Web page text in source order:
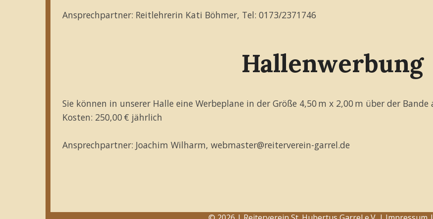
Ansprechpartner: Reitlehrerin Kati Böhmer, Tel: 0173/2371746
Hallenwerbung
Sie können in unserer Halle eine Werbeplane in der Größe 4,50 m x 2,00 m über der Bande
Kosten: 250,00 € jährlich
Ansprechpartner: Joachim Wilharm, webmaster@reiterverein-garrel.de